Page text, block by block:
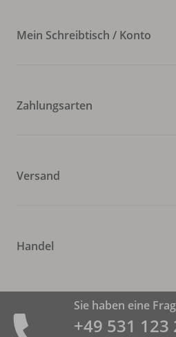
Mein Schreibtisch / Konto
Zahlungsarten
Versand
Handel
Sie haben eine
+49 531 ­123